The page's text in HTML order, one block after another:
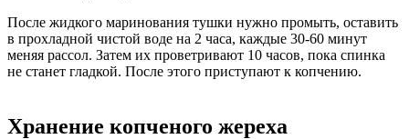
После жидкого маринования тушки нужно промыть, оставить
в прохладной чистой воде на 2 часа, каждые 30-60 минут
меняя рассол. Затем их проветривают 10 часов, пока спинка
не станет гладкой. После этого приступают к копчению.
Хранение копченого жереха